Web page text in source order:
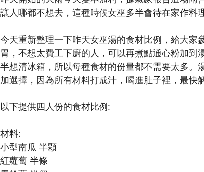
讓人哪都不想去，這種時候女巫多半會待在家作料
今天重新整理一下昨天女巫湯的食材比例，給大家
胃，不想太費工下廚的人，可以再煮點通心粉加到
半想清冰箱，所以每種食材的份量都不需要太多。
加選擇，因為所有材料打成汁，喝進肚子裡，最快
以下提供四人份的食材比例:
材料:
小型南瓜 半顆
紅蘿蔔 半條